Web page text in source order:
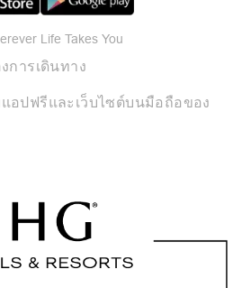
Life Takes You
การเดินทาง
แอปฟรีและเว็บไซต์บนมือถือของ